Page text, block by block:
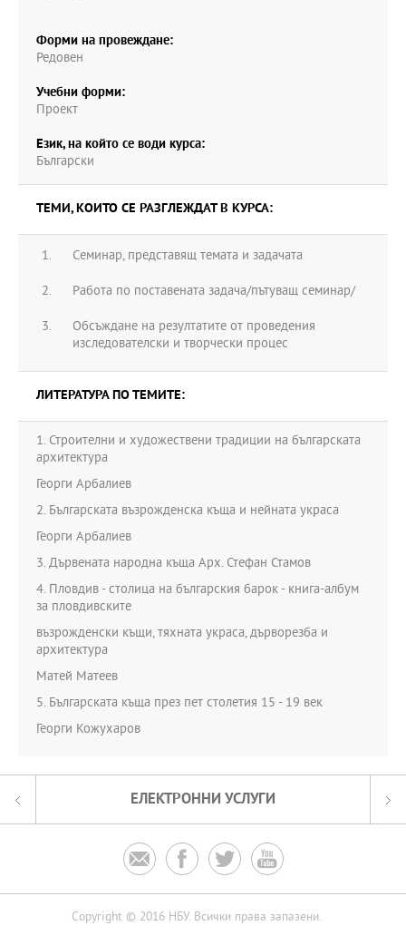
Форми на провеждане:
Редовен
Учебни форми:
Проект
Език, на който се води курса:
Български
ТЕМИ, КОИТО СЕ РАЗГЛЕЖДАТ В КУРСА:
Семинар, представящ темата и задачата
Работа по поставената задача/пътуващ семинар/
Обсъждане на резултатите от проведения
изследователски и творчески процес
ЛИТЕРАТУРА ПО ТЕМИТЕ:
1. Строителни и художествени традиции на българската
архитектура
Георги Арбалиев
2. Българската възрожденска къща и нейната украса
Георги Арбалиев
3. Дървената народна къща Арх. Стефан Стамов
4. Пловдив - столица на българския барок - книга-албум
за пловдивските
възрожденски къщи, тяхната украса, дърворезба и
архитектура
Матей Матеев
5. Българската къща през пет столетия 15 - 19 век
Георги Кожухаров
ЕЛЕКТРОННИ УСЛУГИ
   
Copyright © 2016 НБУ. Всички права запазени.